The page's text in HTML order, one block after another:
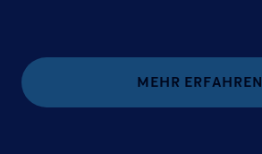
MEHR ERFAHREN